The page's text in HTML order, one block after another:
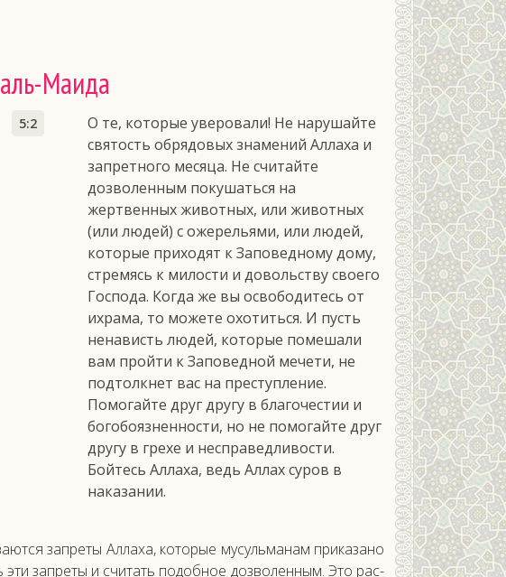
Маида
5:2
О те, которые уверовали! Не нарушайте
святость обрядовых знамений Аллаха и
запретного месяца. Не считайте
дозволенным покушаться на
жертвенных животных, или животных
(или людей) с ожерельями, или людей,
которые приходят к Заповедному дому,
стремясь к милости и довольству своего
Господа. Когда же вы освободитесь от
ихрама, то можете охотиться. И пусть
ненависть людей, которые помешали
вам пройти к Заповедной мечети, не
подтолкнет вас на преступление.
Помогайте друг другу в благочестии и
богобоязненности, но не помогайте друг
другу в грехе и несправедливости.
Бойтесь Аллаха, ведь Аллах суров в
наказании.
зап­ре­ты Ал­ла­ха, ко­торые му­суль­ма­нам при­каза­но
эти зап­ре­ты и счи­тать по­доб­ное доз­во­лен­ным. Это рас­